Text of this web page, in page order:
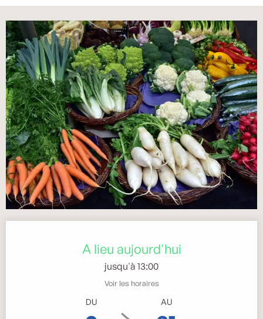
A lieu aujourd'hui
jusqu'à 13:00
Voir les horaires
DU AU